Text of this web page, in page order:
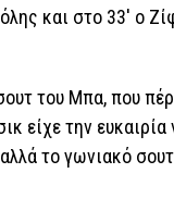
και στο 33′ ο
του Μπα, που
είχε την
το γωνιακό